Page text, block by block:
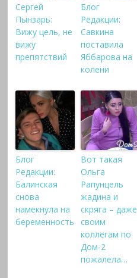
Сергей
Пынзарь:
Вижу цель, не
вижу
препятствий
Блог
Редакции:
Савкина
поставила
Яббарова на
колени
Блог
Редакции:
Балинская
снова
намекнула на
беременность
Вот такая
Ольга
Рапунцель
жадина и
скряга – даже
своим
коллегам по
Дом-2
пожалела…